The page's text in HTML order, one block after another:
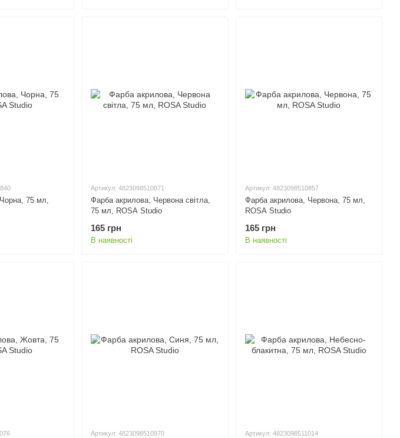
75 мл,
Артикул: 4823098510871
Фарба акрилова, Червона світла,
75 мл, ROSA Studio
165 грн
В наявності
Артикул: 4823098510857
Фарба акрилова, Червона, 75 мл,
ROSA Studio
165 грн
В наявності
Артикул: 4823098510970 Артикул: 4823098511014